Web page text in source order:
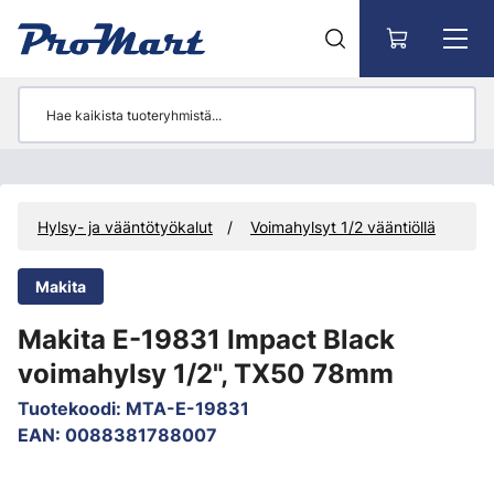
Hylsy- ja vääntötyökalut Voimahylsyt 1/2 vääntiöllä
Makita
Makita E-19831 Impact Black
voimahylsy 1/2", TX50 78mm
Tuotekoodi: MTA-E-19831
EAN: 0088381788007